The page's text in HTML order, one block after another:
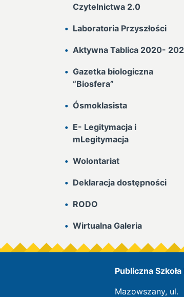
Czytelnictwa 2.0
Laboratoria Przyszłości
Aktywna Tablica 2020-
Gazetka biologiczna
“Biosfera”
Ósmoklasista
E- Legitymacja i
mLegitymacja
Wolontariat
Deklaracja dostępności
RODO
Wirtualna Galeria
Publiczna
Mazowszany, ul.